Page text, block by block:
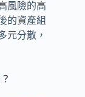
風險的高
的資產組
元分散，